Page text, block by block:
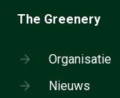
The Greenery
Organisatie
Nieuws